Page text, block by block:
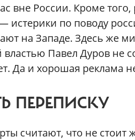
вне России. Кроме
истерики по поводу
на Западе. Здесь же
Павел Дуров не
Да и хорошая реклама
ПЕРЕПИСКУ
считают, что не стоит